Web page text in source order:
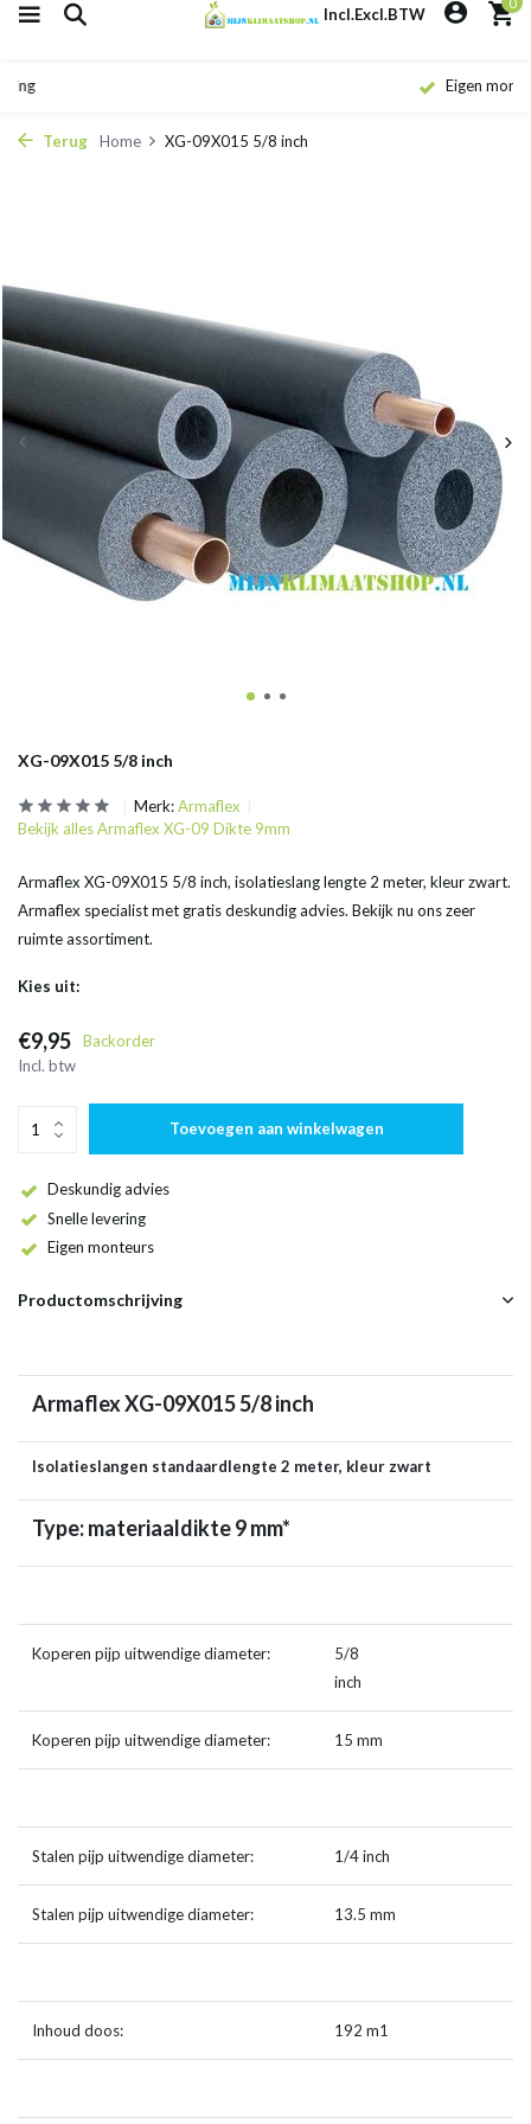
Incl.Excl.BTW
Terug Home XG-09X015 5/8 inch
XG-09X015 5/8 inch
Merk:Armaflex
Bekijk alles Armaflex XG-09 Dikte 9mm
Armaflex XG-09X015 5/8 inch, isolatieslang lengte 2 meter, kleur zwart.
Armaflex specialist met gratis deskundig advies. Bekijk nu ons zeer
ruimte assortiment.
Kies uit:
€9,95
Backorder
Incl. btw
Toevoegen aan winkelwagen
Deskundig advies
Snelle levering
Eigen monteurs
Productomschrijving
Armaflex XG-09X015 5/8 inch
Isolatieslangen standaardlengte 2 meter, kleur zwart
Type: materiaaldikte 9 mm*
Koperen pijp uitwendige diameter:
5/8
inch
Koperen pijp uitwendige diameter: 15 mm
Stalen pijp uitwendige diameter: 1/4 inch
Stalen pijp uitwendige diameter: 13.5 mm
Inhoud doos: 192 m1